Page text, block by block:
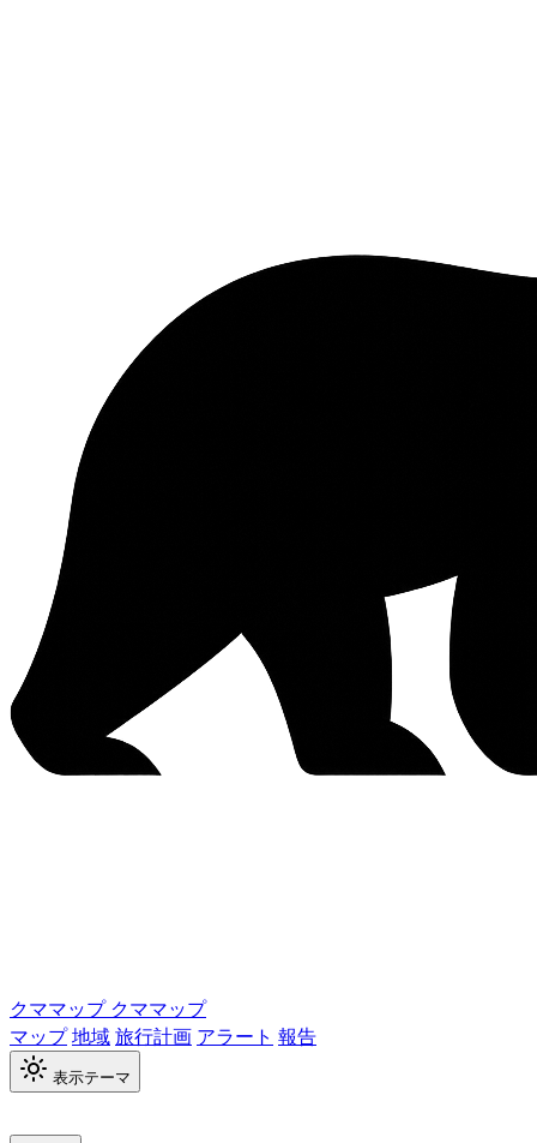
クママップ クママップ
マップ地域旅行計画 アラート 報告
表示テーマ